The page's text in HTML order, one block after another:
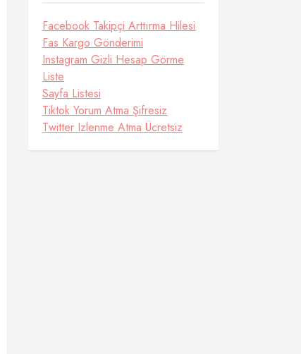
Facebook Takipçi Arttırma Hilesi
Fas Kargo Gönderimi
Instagram Gizli Hesap Görme
Liste
Sayfa Listesi
Tiktok Yorum Atma Şifresiz
Twitter Izlenme Atma Ücretsiz